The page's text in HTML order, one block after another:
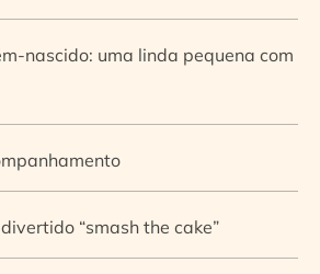
nascido: uma linda pequena com
“smash the cake”